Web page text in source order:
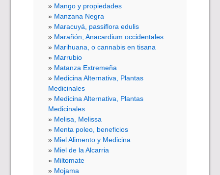
Mango y propiedades
Manzana Negra
Maracuyá, passiflora edulis
Marañón, Anacardium occidentales
Marihuana, o cannabis en tisana
Marrubio
Matanza Extremeña
Medicina Alternativa, Plantas
Medicinales
Medicina Alternativa, Plantas
Medicinales
Melisa, Melissa
Menta poleo, beneficios
Miel Alimento y Medicina
Miel de la Alcarria
Miltomate
Mojama